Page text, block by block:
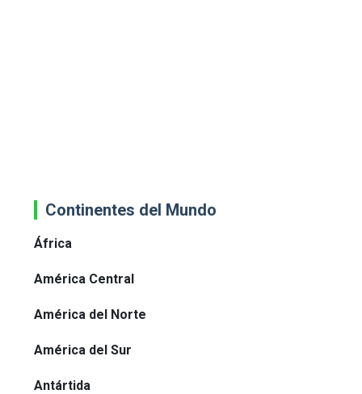
Continentes del Mundo
África
América Central
América del Norte
América del Sur
Antártida